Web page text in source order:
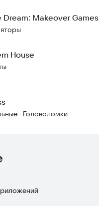
Dream: Makeover Games
House
· Головоломки